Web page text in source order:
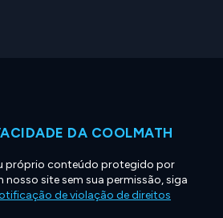
DA COOLMATH
próprio conteúdo protegido por
site sem sua permissão, siga
de violação de direitos